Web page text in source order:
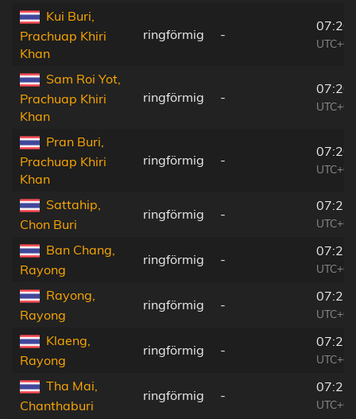
Kui Buri,
Prachuap Khiri
Khan
ringförmig -
Sam Roi Yot,
Prachuap Khiri
Khan
ringförmig -
Pran Buri,
Prachuap Khiri
Khan
ringförmig -
Sattahip,
Chon Buri
ringförmig -
Ban Chang,
Rayong
ringförmig -
Rayong,
Rayong
ringförmig -
Klaeng,
Rayong
ringförmig -
Tha Mai,
Chanthaburi
ringförmig -